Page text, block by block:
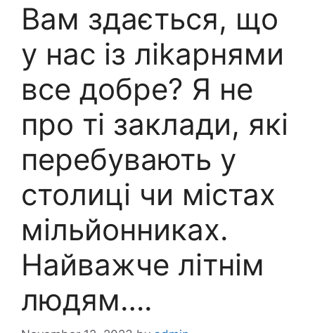
Вам здається, що
у нас із ліkарнями
все добре? Я не
про ті заклади, які
перебувають у
столиці чи містах
мільйонниках.
Найважче літнім
людям….